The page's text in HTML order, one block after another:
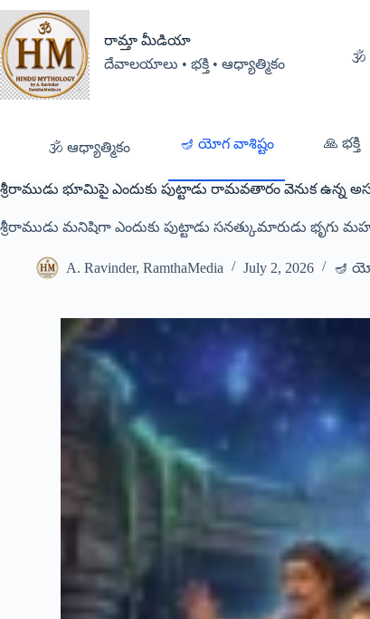
రామ్తా మీడియా
దేవాలయాలు • భక్తి • ఆధ్యాత్మికం
🕉️
🕉️ ఆధ్యాత్మికం 🪔 యోగ వాశిష్టం 🙏 భక్తి
శ్రీరాముడు భూమిపై ఎందుకు పుట్టాడు రామవతారం వెనుక ఉన్న
శ్రీరాముడు మనిషిగా ఎందుకు పుట్టాడు సనత్కుమారుడు భృగు
A. Ravinder, RamthaMedia July 2, 2026 🪔